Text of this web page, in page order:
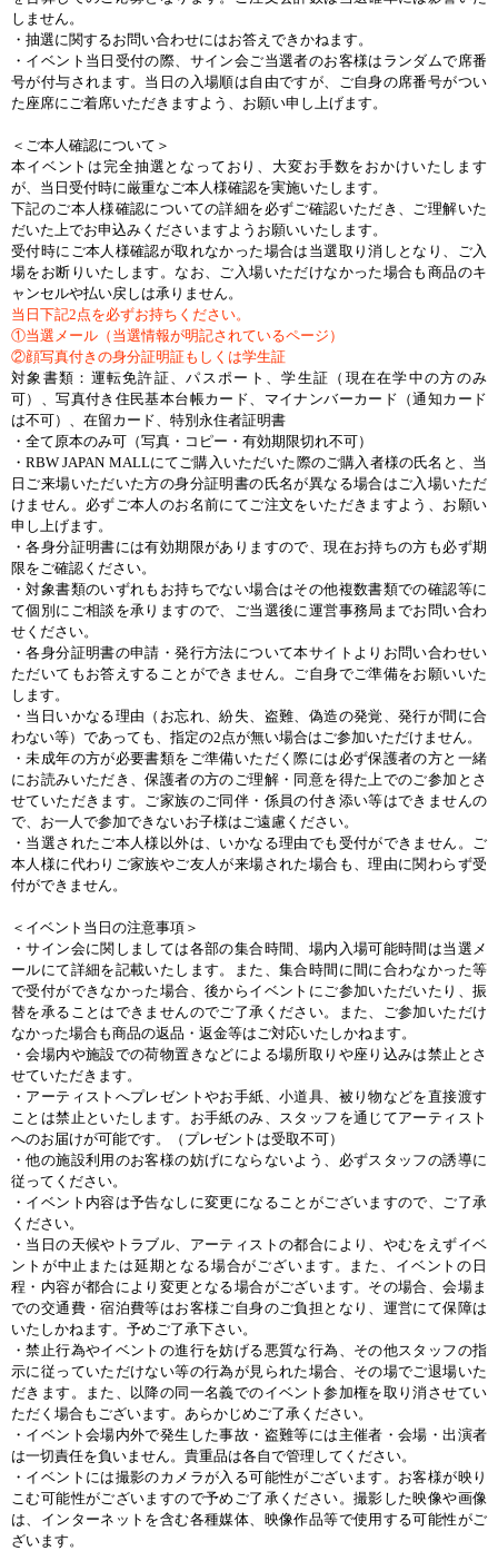
しません。
・抽選に関するお問い合わせにはお答えできかねます。
・イベント当日受付の際、サイン会ご当選者のお客様はランダムで席番
号が付与されます。当日の入場順は自由ですが、ご自身の席番号がつい
た座席にご着席いただきますよう、お願い申し上げます。
＜ご本人確認について＞
本イベントは完全抽選となっており、大変お手数をおかけいたします
が、当日受付時に厳重なご本人様確認を実施いたします。
下記のご本人様確認についての詳細を必ずご確認いただき、ご理解いた
だいた上でお申込みくださいますようお願いいたします。
受付時にご本人様確認が取れなかった場合は当選取り消しとなり、ご入
場をお断りいたします。なお、ご入場いただけなかった場合も商品のキ
ャンセルや払い戻しは承りません。
当日下記2点を必ずお持ちください。
①当選メール（当選情報が明記されているページ）
②顔写真付きの身分証明証もしくは学生証
対象書類：運転免許証、パスポート、学生証（現在在学中の方のみ
可）、写真付き住民基本台帳カード、マイナンバーカード（通知カード
は不可）、在留カード、特別永住者証明書
・全て原本のみ可（写真・コピー・有効期限切れ不可）
・RBW JAPAN MALLにてご購入いただいた際のご購入者様の氏名と、当
日ご来場いただいた方の身分証明書の氏名が異なる場合はご入場いただ
けません。必ずご本人のお名前にてご注文をいただきますよう、お願い
申し上げます。
・各身分証明書には有効期限がありますので、現在お持ちの方も必ず期
限をご確認ください。
・対象書類のいずれもお持ちでない場合はその他複数書類での確認等に
て個別にご相談を承りますので、ご当選後に運営事務局までお問い合わ
せください。
・各身分証明書の申請・発行方法について本サイトよりお問い合わせい
ただいてもお答えすることができません。ご自身でご準備をお願いいた
します。
・当日いかなる理由（お忘れ、紛失、盗難、偽造の発覚、発行が間に合
わない等）であっても、指定の2点が無い場合はご参加いただけません。
・未成年の方が必要書類をご準備いただく際には必ず保護者の方と一緒
にお読みいただき、保護者の方のご理解・同意を得た上でのご参加とさ
せていただきます。ご家族のご同伴・係員の付き添い等はできませんの
で、お一人で参加できないお子様はご遠慮ください。
・当選されたご本人様以外は、いかなる理由でも受付ができません。ご
本人様に代わりご家族やご友人が来場された場合も、理由に関わらず受
付ができません。
＜イベント当日の注意事項＞
・サイン会に関しましては各部の集合時間、場内入場可能時間は当選メ
ールにて詳細を記載いたします。また、集合時間に間に合わなかった等
で受付ができなかった場合、後からイベントにご参加いただいたり、振
替を承ることはできませんのでご了承ください。また、ご参加いただけ
なかった場合も商品の返品・返金等はご対応いたしかねます。
・会場内や施設での荷物置きなどによる場所取りや座り込みは禁止とさ
せていただきます。
・アーティストへプレゼントやお手紙、小道具、被り物などを直接渡す
ことは禁止といたします。お手紙のみ、スタッフを通じてアーティスト
へのお届けが可能です。（プレゼントは受取不可）
・他の施設利用のお客様の妨げにならないよう、必ずスタッフの誘導に
従ってください。
・イベント内容は予告なしに変更になることがございますので、ご了承
ください。
・当日の天候やトラブル、アーティストの都合により、やむをえずイベ
ントが中止または延期となる場合がございます。また、イベントの日
程・内容が都合により変更となる場合がございます。その場合、会場ま
での交通費・宿泊費等はお客様ご自身のご負担となり、運営にて保障は
いたしかねます。予めご了承下さい。
・禁止行為やイベントの進行を妨げる悪質な行為、その他スタッフの指
示に従っていただけない等の行為が見られた場合、その場でご退場いた
だきます。また、以降の同一名義でのイベント参加権を取り消させてい
ただく場合もございます。あらかじめご了承ください。
・イベント会場内外で発生した事故・盗難等には主催者・会場・出演者
は一切責任を負いません。貴重品は各自で管理してください。
・イベントには撮影のカメラが入る可能性がございます。お客様が映り
こむ可能性がございますので予めご了承ください。撮影した映像や画像
は、インターネットを含む各種媒体、映像作品等で使用する可能性がご
ざいます。